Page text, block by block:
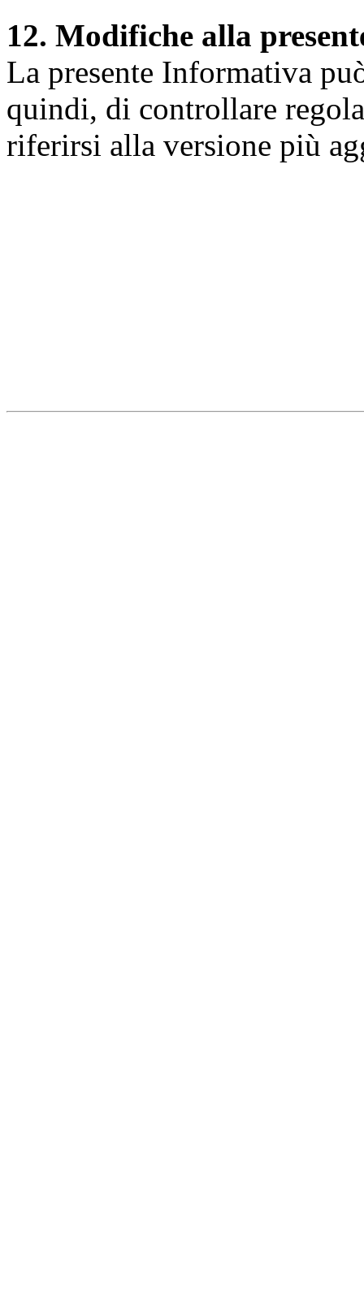
12. Modifiche alla
La presente Informativa
quindi, di controllare
riferirsi alla versione più